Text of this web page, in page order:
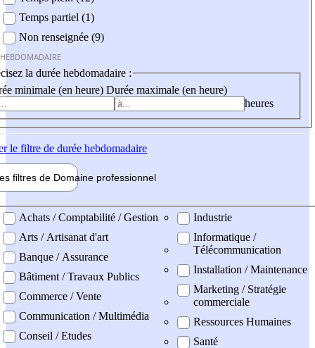
Temps partiel (1)
Non renseignée (9)
la durée hebdomadaire :
minimale (en heure) Durée maximale (en heure)
heures
le filtre de durée hebdomadaire
filtres de Domaine professionnel
professionel
Achats / Comptabilité / Gestion
Arts / Artisanat d'art
Banque / Assurance
Bâtiment / Travaux Publics
Commerce / Vente
Communication / Multimédia
Conseil / Etudes
Industrie
Informatique /
Télécommunication
Installation / Maintenance
Marketing / Stratégie
commerciale
Ressources Humaines
Santé